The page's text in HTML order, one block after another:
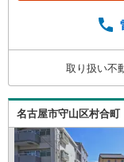
事前にご
動産業者間
全域や、そ
根営業所】
○お子様が
取り扱い不
名古屋市守山区村合町